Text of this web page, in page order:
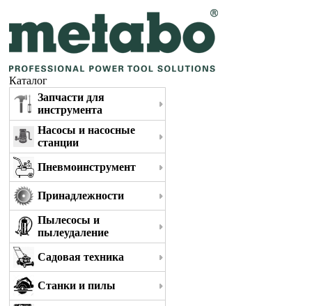
Каталог
Запчасти для
инструмента
Насосы и насосные
станции
Пневмоинструмент
Принадлежности
Пылесосы и
пылеудаление
Садовая техника
Станки и пилы